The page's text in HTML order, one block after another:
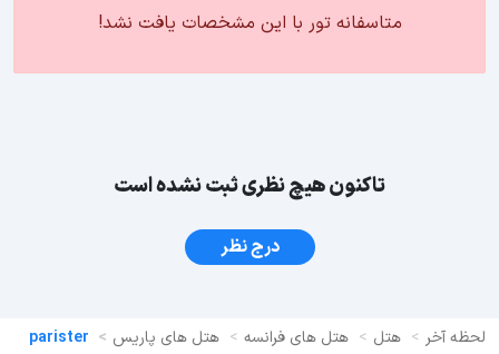
متاسفانه تور با این مشخصات یافت نشد!
تاکنون هیچ نظری ثبت نشده است
درج نظر
لحظه آخر هتل هتل های فرانسه هتل های پاریس parister